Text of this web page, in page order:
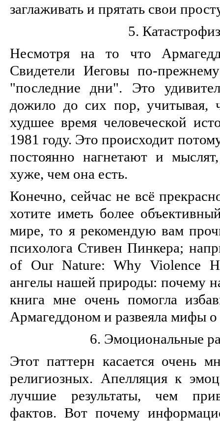
заглаживать и прятать свои
5.
Несмотря на то что
Свидетели Иеговы по-
"последние дни". Это
дожило до сих пор,
худшее время человеческой
1981 году. Это происходит
постоянно нагнетают и
хуже, чем она есть.
Конечно, сейчас не всё
хотите иметь более
мире, то я рекомендую вам
психолога Стивен Пинкера;
of Our Nature: Why Violence
ангелы нашей природы: почему
книга мне очень помогла
Армагеддоном и развеяла мифы
6. Эмоциональные
Этот паттерн касается очень
религиозных. Апелляция к
лучшие результаты, чем
фактов. Вот почему